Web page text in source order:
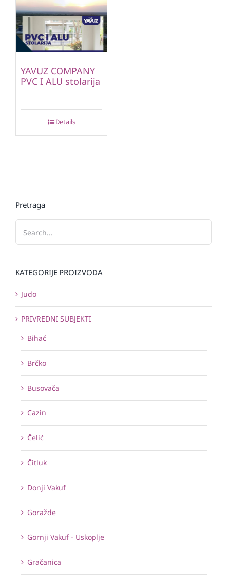
YAVUZ COMPANY
PVC I ALU stolarija
Details
Pretraga
KATEGORIJE PROIZVODA
Judo
PRIVREDNI SUBJEKTI
Bihać
Brčko
Busovača
Cazin
Čelić
Čitluk
Donji Vakuf
Goražde
Gornji Vakuf - Uskoplje
Gračanica